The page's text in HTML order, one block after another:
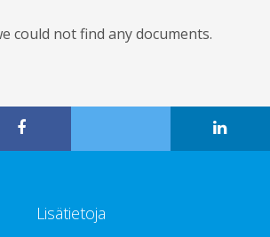
could not find any documents.
Lisätietoja